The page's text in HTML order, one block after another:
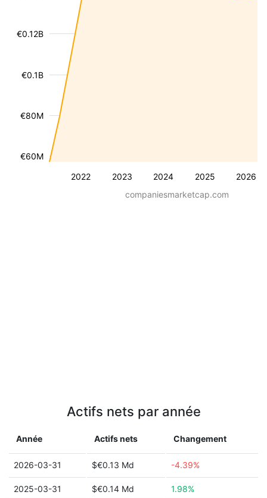
2022 2023 2024 2025 2026
€60M
€80M
€0.1B
€0.12B
companiesmarketcap.com
Actifs nets par année
Année Actifs nets Changement
2026-03-31 $€0.13 Md -4.39%
2025-03-31 $€0.14 Md 1.98%